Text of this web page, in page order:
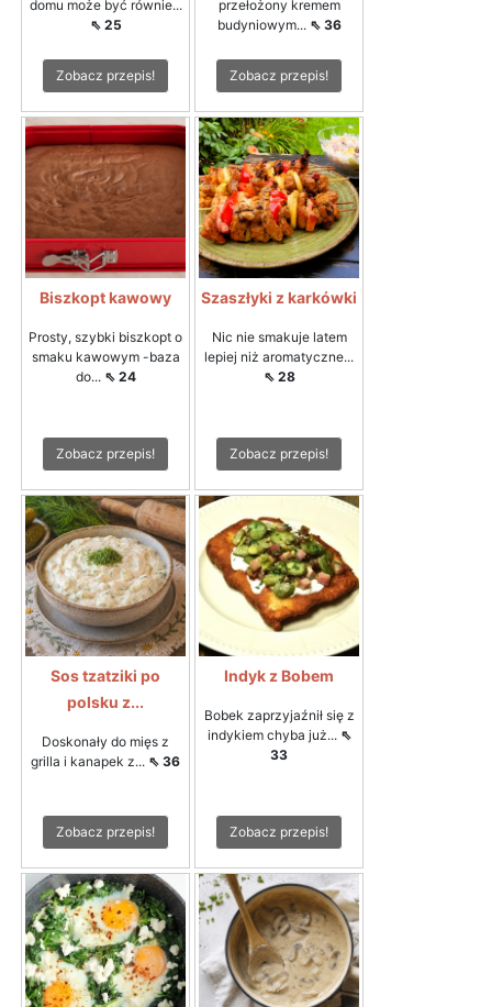
domu może być równie...
⇖ 25
Zobacz przepis!
przełożony kremem
budyniowym... ⇖ 36
Zobacz przepis!
Biszkopt kawowy
Prosty, szybki biszkopt o
smaku kawowym -baza
do... ⇖ 24
Zobacz przepis!
Szaszłyki z karkówki
Nic nie smakuje latem
lepiej niż aromatyczne...
⇖ 28
Zobacz przepis!
Sos tzatziki po
polsku z...
Doskonały do mięs z
grilla i kanapek z... ⇖ 36
Zobacz przepis!
Indyk z Bobem
Bobek zaprzyjaźnił się z
indykiem chyba już... ⇖
33
Zobacz przepis!